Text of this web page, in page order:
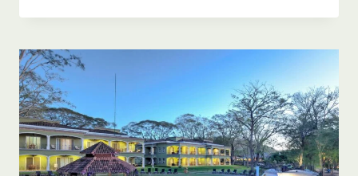
CARRILLO